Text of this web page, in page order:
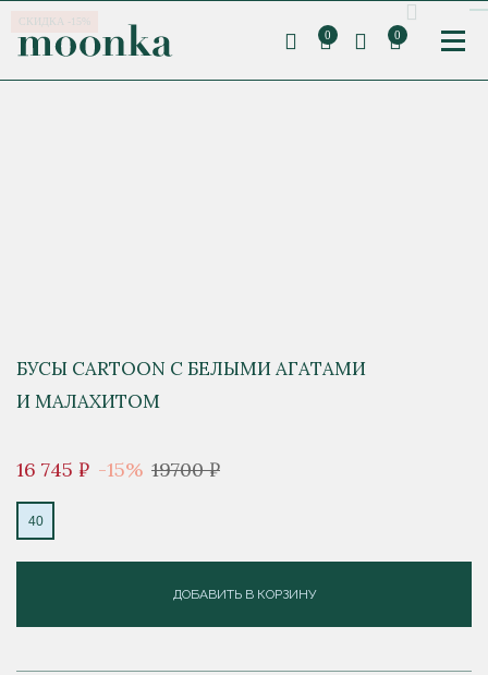
0 0
СКИДКА -15%
БУСЫ CARTOON С БЕЛЫМИ АГАТАМИ
И МАЛАХИТОМ
16 745 ₽ -15% 19700 ₽
40
ДОБАВИТЬ В КОРЗИНУ